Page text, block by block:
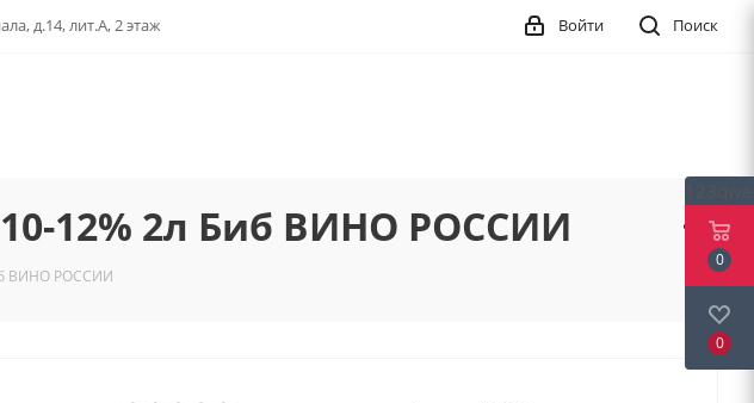
д.14, лит.А, 2 этаж Поиск
Войти
12% 2л Биб ВИНО РОССИИ
ВИНО РОССИИ
0
0